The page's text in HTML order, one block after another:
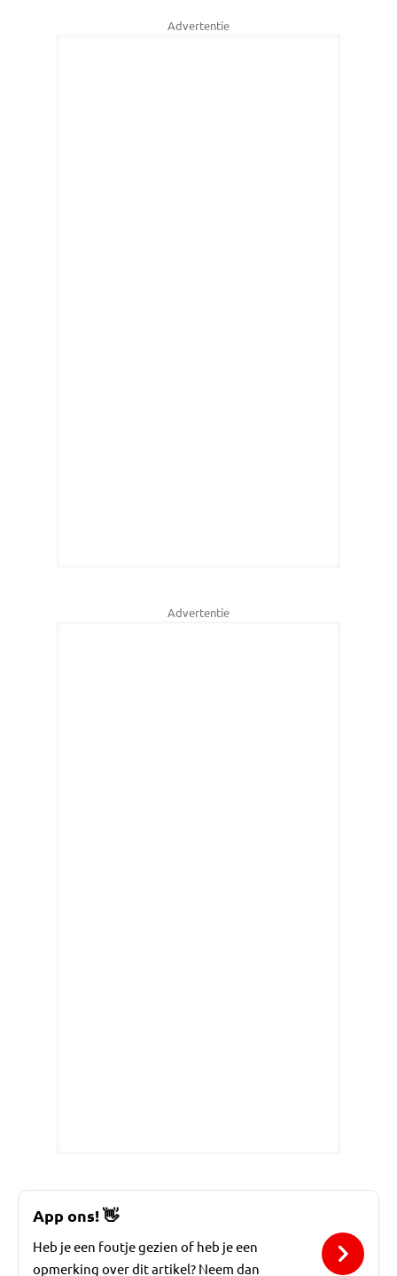
Advertentie
Advertentie
App ons!👋
Heb je een foutje gezien of heb je een
opmerking over dit artikel? Neem dan